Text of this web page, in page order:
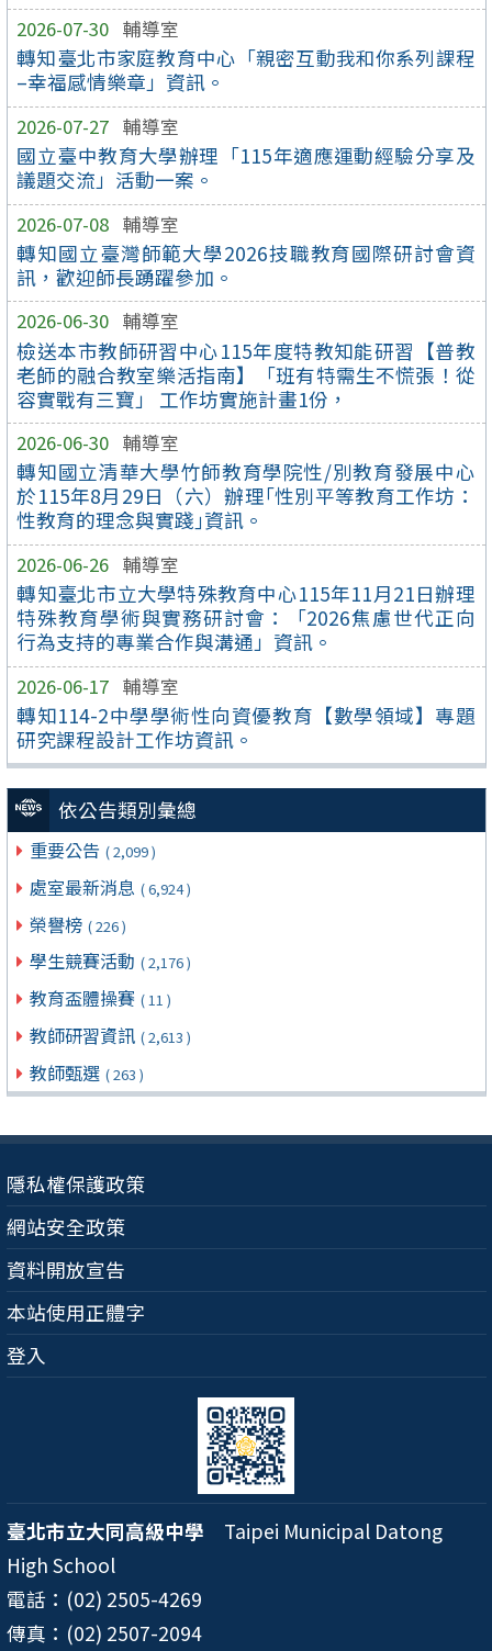
2026-07-30 輔導室
轉知臺北市家庭教育中心「親密互動我和你系列課程
–幸福感情樂章」資訊。
2026-07-27 輔導室
國立臺中教育大學辦理「115年適應運動經驗分享及
議題交流」活動一案。
2026-07-08 輔導室
轉知國立臺灣師範大學2026技職教育國際研討會資
訊，歡迎師長踴躍參加。
2026-06-30 輔導室
檢送本市教師研習中心115年度特教知能研習【普教
老師的融合教室樂活指南】「班有特需生不慌張！從
容實戰有三寶」 工作坊實施計畫1份，
2026-06-30 輔導室
轉知國立清華大學竹師教育學院性/別教育發展中心
於115年8月29日（六）辦理｢性別平等教育工作坊：
性教育的理念與實踐｣資訊。
2026-06-26 輔導室
轉知臺北市立大學特殊教育中心115年11月21日辦理
特殊教育學術與實務研討會：「2026焦慮世代正向
行為支持的專業合作與溝通」資訊。
2026-06-17 輔導室
轉知114-2中學學術性向資優教育【數學領域】專題
研究課程設計工作坊資訊。
依公告類別彙總
重要公告 ( 2,099 )
處室最新消息 ( 6,924 )
榮譽榜 ( 226 )
學生競賽活動 ( 2,176 )
教育盃體操賽 ( 11 )
教師研習資訊 ( 2,613 )
教師甄選 ( 263 )
隱私權保護政策
網站安全政策
資料開放宣告
本站使用正體字
登入
臺北市立大同高級中學 Taipei Municipal Datong
High School
電話：(02) 2505-4269
傳真：(02) 2507-2094